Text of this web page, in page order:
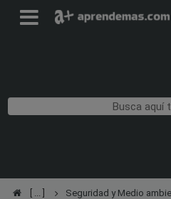
Seguridad y Medio